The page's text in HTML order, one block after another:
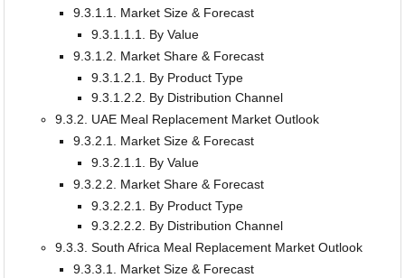
9.3.1.1. Market Size & Forecast
9.3.1.1.1. By Value
9.3.1.2. Market Share & Forecast
9.3.1.2.1. By Product Type
9.3.1.2.2. By Distribution Channel
9.3.2. UAE Meal Replacement Market Outlook
9.3.2.1. Market Size & Forecast
9.3.2.1.1. By Value
9.3.2.2. Market Share & Forecast
9.3.2.2.1. By Product Type
9.3.2.2.2. By Distribution Channel
9.3.3. South Africa Meal Replacement Market Outlook
9.3.3.1. Market Size & Forecast